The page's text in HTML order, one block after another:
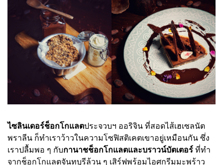
ไซลินเดอร์ช็อกโกแลตประจวบฯ ออริจิน ที่สอดไส้เฮเซลนัต
พราลีน ก็ทำเราว้าวในความโซฟิสติเคตเขาอยู่เหมือนกัน ซึ่ง
เราปลื้มพอ ๆ กับกานาชช็อกโกแลตและบราวน์บัตเตอร์ ที่ทำ
จากช็อกโกแลตจันทบุรีล้วน ๆ เสิร์ฟพร้อมไอศกรีมมะพร้าว